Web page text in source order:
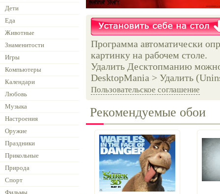
Дети
Еда
Животные
Знаменитости
Игры
Компьютеры
Календари
Любовь
Музыка
Настроения
Оружие
Праздники
Прикольные
Природа
Спорт
Фильмы
Программа автоматически
картинку на рабочем столе.
Удалить Десктопманию
DesktopMania > Удалить
Пользовательское соглашение
Рекомендуемые обои